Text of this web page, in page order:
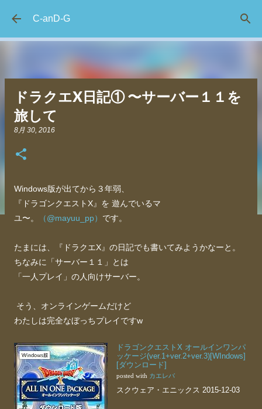
C-anD-G
ドラクエX日記① 〜サーバー１１を
旅して
8月 30, 2016
Windows版が出てから３年弱、
『ドラゴンクエストX』を 遊んでいるマ
ユ〜。
（@mayuu_pp） です。
たまには、『ドラクエX』の日記でも書いてみようかなーと。
ちなみに「サーバー１１」とは
「一人プレイ」の人向けサーバー。
そう、オンラインゲームだけど
わたしは完全なぼっちプレイですw
ドラゴンクエストX オールインワンパ
ッケージ(ver.1+ver.2+ver.3)[WIndows]
[ダウンロード]
posted with カエレバ
スクウェア・エニックス 2015-12-03